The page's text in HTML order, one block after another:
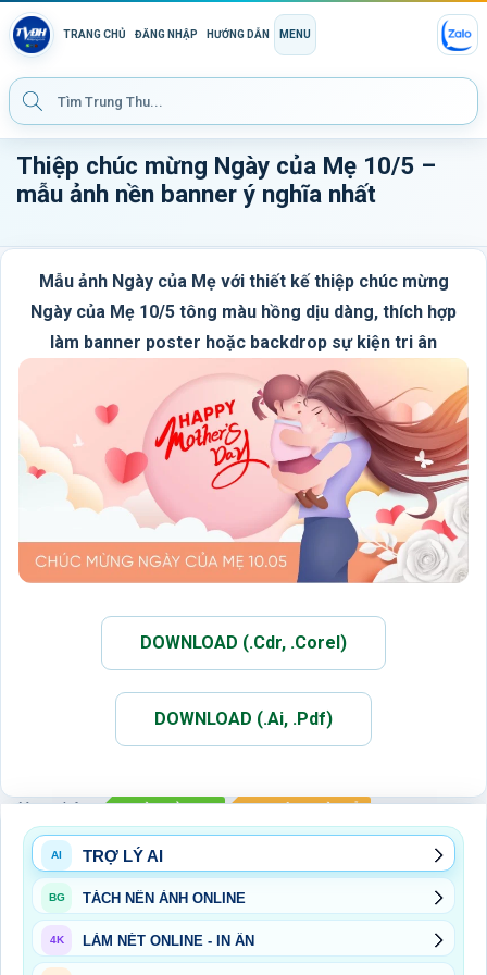
TRANG CHỦ ĐĂNG NHẬP HƯỚNG DẪN MENU
Thiệp chúc mừng Ngày của Mẹ 10/5 –
mẫu ảnh nền banner ý nghĩa nhất
Mẫu ảnh Ngày của Mẹ với thiết kế thiệp chúc mừng
Ngày của Mẹ 10/5 tông màu hồng dịu dàng, thích hợp
làm banner poster hoặc backdrop sự kiện tri ân
DOWNLOAD (.Cdr, .Corel)
DOWNLOAD (.Ai, .Pdf)
Xem thêm:
AI TRỢ LÝ AI
BG TÁCH NỀN ẢNH ONLINE
4K LÀM NÉT ONLINE - IN ẤN